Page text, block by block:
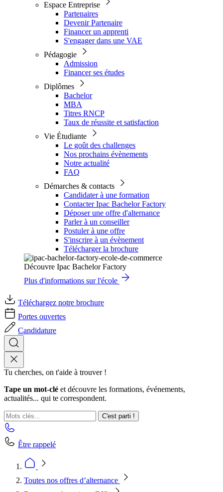
Espace Entreprise
Partenaires
Devenir Partenaire
Financer un apprenti
S'engager dans une VAE
Pédagogie
Admission
Financer ses études
Diplômes
Bachelor
MBA
Titres RNCP
Taux de réussite et satisfaction
Vie Étudiante
Le goût des challenges
Nos prochains évènements
Notre actualité
FAQ
Démarches & contacts
Candidater à une formation
Contacter Ipac Bachelor Factory
Déposer une offre d'alternance
Parler à un conseiller
Postuler à une offre
S'inscrire à un évènement
Télécharger la brochure
Découvre Ipac Bachelor Factory
Plus d'informations sur l'école
Téléchargez notre brochure
Portes ouvertes
Candidature
Tu cherches, on t'aide à trouver !
Tape un mot-clé et découvre les formations, événements,
actualités... qui te correspondent.
C'est parti !
Être rappelé
Toutes nos offres d’alternance